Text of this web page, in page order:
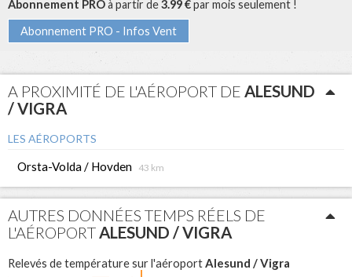
Abonnement PROà partir de3.99 €par mois seulement !
Abonnement PRO - Infos Vent
A PROXIMITÉ DE L'AÉROPORT DE ALESUND
/ VIGRA
LES AÉROPORTS
Orsta-Volda / Hovden 43 km
AUTRES DONNÉES TEMPS RÉELS DE
L'AÉROPORTALESUND / VIGRA
Relevés de température sur l'aéroportAlesund / Vigra